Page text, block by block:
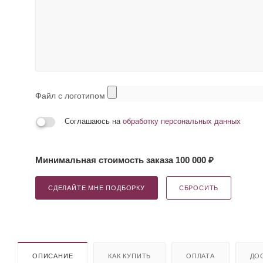
Файл с логотипом
Соглашаюсь на обработку персональных данных
Минимальная стоимость заказа 100 000 ₽
СДЕЛАЙТЕ МНЕ ПОДБОРКУ СБРОСИТЬ
ОПИСАНИЕ КАК КУПИТЬ ОПЛАТА